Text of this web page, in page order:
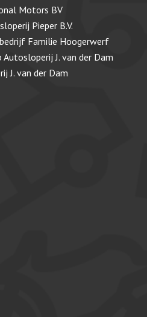
Motors BV
Pieper B.V.
Familie Hoogerwerf
Autosloperij J. van der Dam
J. van der Dam